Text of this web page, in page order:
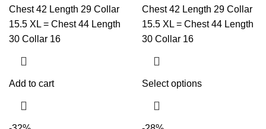
Chest 42 Length 29 Collar
15.5 XL = Chest 44 Length
30 Collar 16
Add to cart
Chest 42 Length 29 Collar
15.5 XL = Chest 44 Length
30 Collar 16
Select options